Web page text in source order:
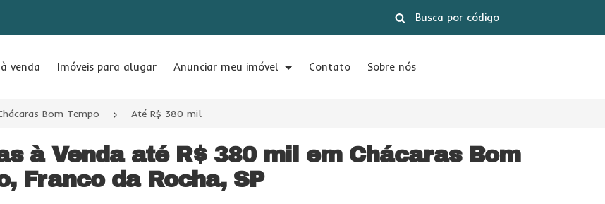
venda Imóveis para alugar Anunciar meu imóvel Contato Sobre nós
Bom Tempo Até R$ 380 mil
à Venda até R$ 380 mil em Chácaras Bom
Franco da Rocha, SP